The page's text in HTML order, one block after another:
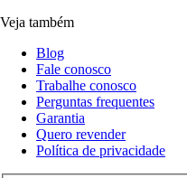
Veja também
Blog
Fale conosco
Trabalhe conosco
Perguntas frequentes
Garantia
Quero revender
Política de privacidade